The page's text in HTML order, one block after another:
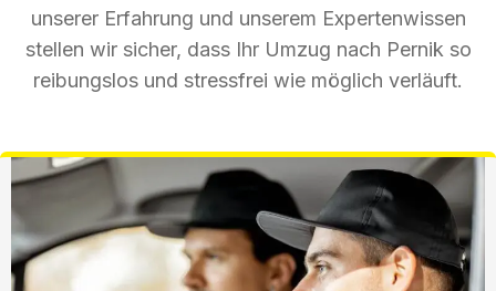
unserer Erfahrung und unserem Expertenwissen
stellen wir sicher, dass Ihr Umzug nach Pernik so
reibungslos und stressfrei wie möglich verläuft.